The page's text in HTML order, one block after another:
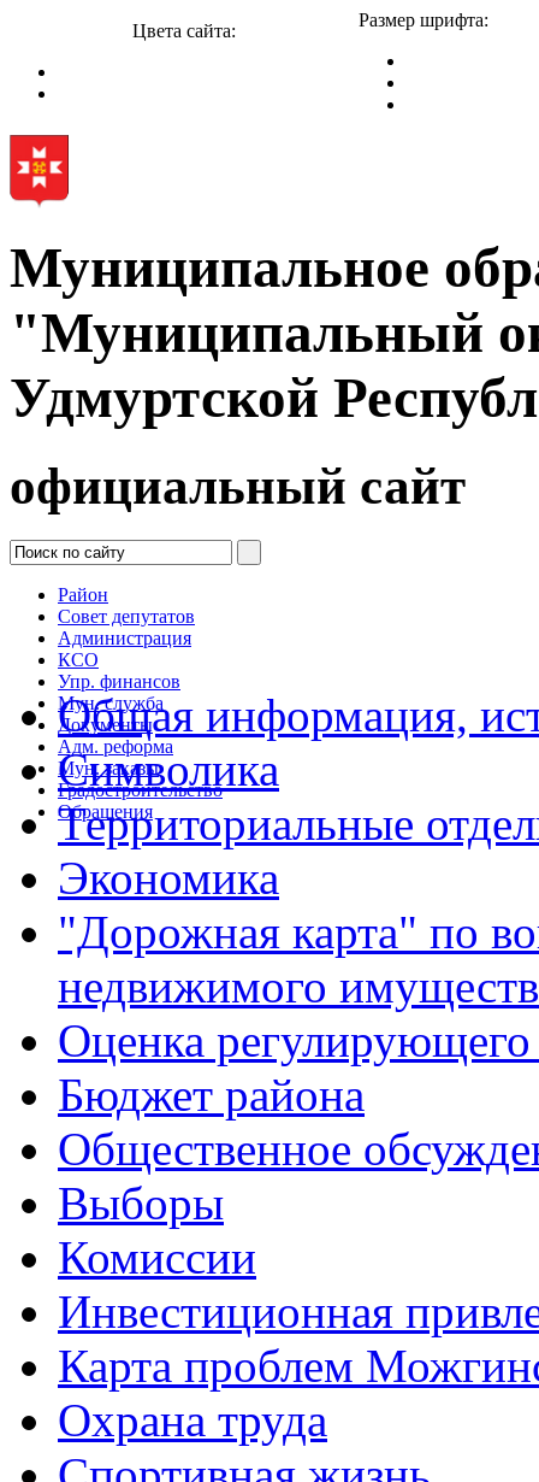
Цвета сайта:
Размер шрифта:
Муниципальное
"Муниципальный
Удмуртской
официальный сайт
Район
Совет депутатов
Администрация
КСО
Упр. финансов
Мун. служба
Документы
Адм. реформа
Мун. заказы
Градостроительство
Обращения
Общая информация,
Символика
Территориальные
Экономика
"Дорожная карта" по
недвижимого
Оценка регулирующего
Бюджет района
Общественное
Выборы
Комиссии
Инвестиционная
Карта проблем
Охрана труда